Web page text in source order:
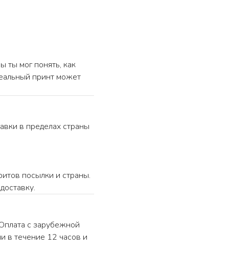
ты мог понять, как
принт может
в пределах страны
посылки и страны.
с зарубежной
в течение 12 часов и